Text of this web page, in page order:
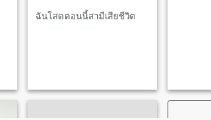
ฉันโสดตอนนี้สามีเสียชีวิต